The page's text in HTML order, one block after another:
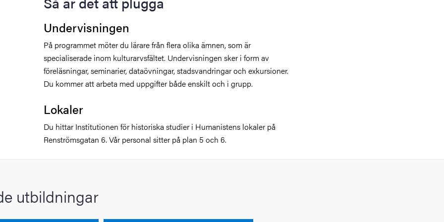
Undervisningen
På programmet möter du lärare från flera olika ämnen, som är
specialiserade inom kulturarvsfältet. Undervisningen sker i form av
föreläsningar, seminarier, dataövningar, stadsvandringar och exkursioner.
Du kommer att arbeta med uppgifter både enskilt och i grupp.
Lokaler
Du hittar Institutionen för historiska studier i Humanistens lokaler på
Renströmsgatan 6. Vår personal sitter på plan 5 och 6.
utbildningar